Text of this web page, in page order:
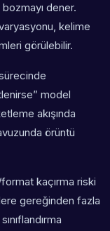
dener.
kelime
görülebilir.
model
akışında
örüntü
kaçırma riski
gereğinden fazla